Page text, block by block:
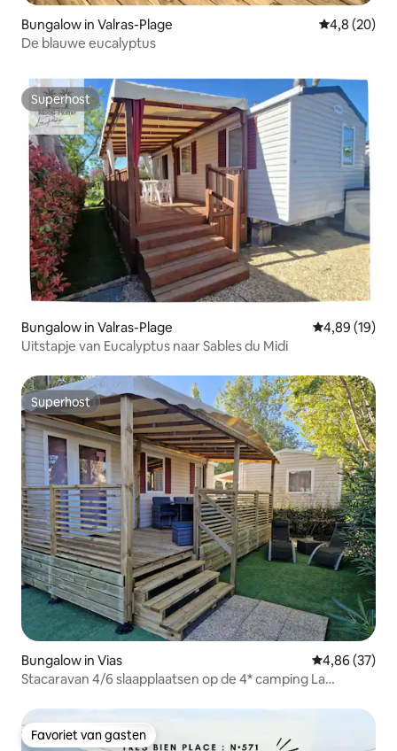
Bungalow in Valras-Plage Gemiddelde
4,8 (20)
De blauwe eucalyptus
Superhost
Superhost
Bungalow in Valras-Plage Gemiddelde
4,89 (19)
Uitstapje van Eucalyptus naar Sables du Midi
Superhost
Superhost
Bungalow in Vias Gemiddelde
4,86 (37)
Stacaravan 4/6 slaapplaatsen op de 4* camping La
Favoriet van gasten
Favoriet van gasten